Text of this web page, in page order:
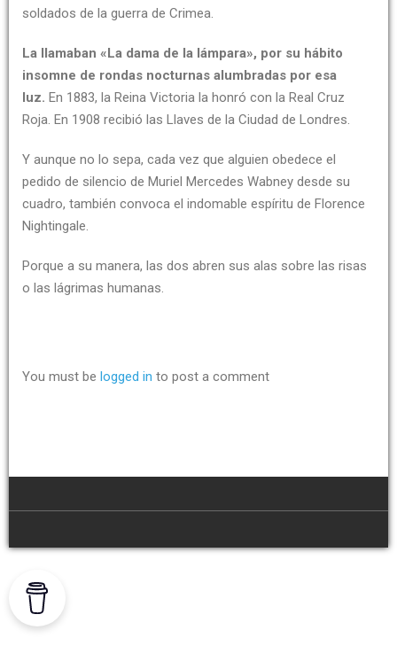
soldados de la guerra de Crimea.
La llamaban «La dama de la lámpara», por su hábito
insomne de rondas nocturnas alumbradas por esa
luz. En 1883, la Reina Victoria la honró con la Real Cruz
Roja. En 1908 recibió las Llaves de la Ciudad de Londres.
Y aunque no lo sepa, cada vez que alguien obedece el
pedido de silencio de Muriel Mercedes Wabney desde su
cuadro, también convoca el indomable espíritu de Florence
Nightingale.
Porque a su manera, las dos abren sus alas sobre las risas
o las lágrimas humanas.
You must be logged in to post a comment